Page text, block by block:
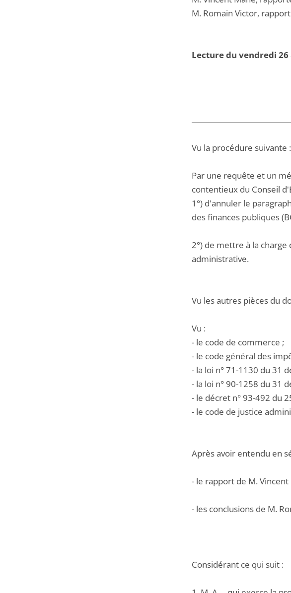
M. Romain Victor,
Lecture du vendredi 26
Vu la procédure suivante :
Par une requête et un
contentieux du Conseil
1°) d'annuler le
des finances publiques
2°) de mettre à la
administrative.
Vu les autres pièces du
Vu :
- le code de commerce ;
- le code général des
- la loi n° 71-1130 du 31
- la loi n° 90-1258 du 31
- le décret n° 93-492 du
- le code de justice
Après avoir entendu en
- le rapport de M.
- les conclusions de M.
Considérant ce qui suit :